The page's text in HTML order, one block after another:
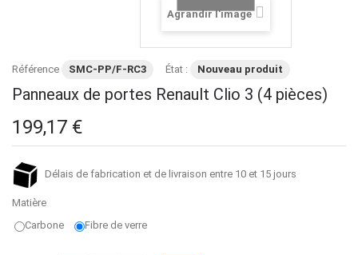
Agrandir l'image
Référence SMC-PP/F-RC3 État : Nouveau produit
Panneaux de portes Renault Clio 3 (4 pièces)
199,17 €
Délais de fabrication et de livraison entre 10 et 15 jours
Matière
Carbone
Fibre de verre